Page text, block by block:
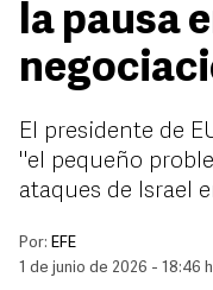
la pausa
El presidente de
"el pequeño
ataques de Israel
Por: EFE
1 de junio de 2026 - 18:46